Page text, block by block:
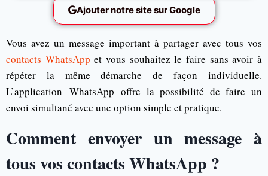
Ajouter notre site sur Google
Vous avez un message important à partager avec tous vos
contacts WhatsApp et vous souhaitez le faire sans avoir à
répéter la même démarche de façon individuelle.
L’application WhatsApp offre la possibilité de faire un
envoi simultané avec une option simple et pratique.
Comment envoyer un message à
tous vos contacts WhatsApp ?